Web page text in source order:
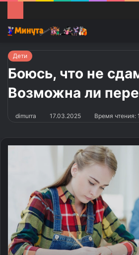
Дети
Боюсь, что не
Возможна ли
dimurra 17.03.2025 Время чтения: